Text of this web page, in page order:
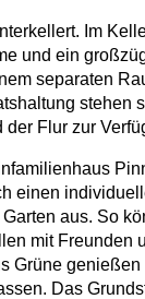
Im
und ein
separaten
stehen
Flur zur
einen
aus. So
mit Freunden
Grüne
Das